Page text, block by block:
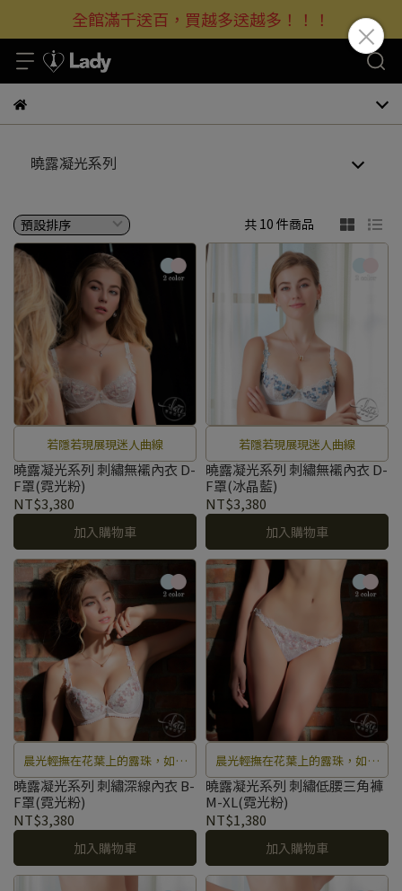
全館滿千送百，買越多送越多！！！
曉露凝光系列
共 10 件商品
若隱若現展現迷人曲線
曉露凝光系列 刺繡無襯內衣 D-
F罩(霓光粉)
NT$3,380
加入購物車
若隱若現展現迷人曲線
曉露凝光系列 刺繡無襯內衣 D-
F罩(冰晶藍)
NT$3,380
加入購物車
晨光輕撫在花葉上的露珠，如精
靈般在花海中跳躍閃爍著獨特魅
曉露凝光系列 刺繡深線內衣 B-
F罩(霓光粉)
NT$3,380
加入購物車
晨光輕撫在花葉上的露珠，如精
靈般在花海中跳躍閃爍著獨特魅
力。
曉露凝光系列 刺繡低腰三角褲
M-XL(霓光粉)
NT$1,380
加入購物車